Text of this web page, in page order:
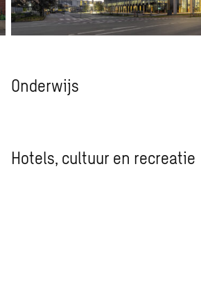
Onderwijs
Hotels, cultuur en recreatie